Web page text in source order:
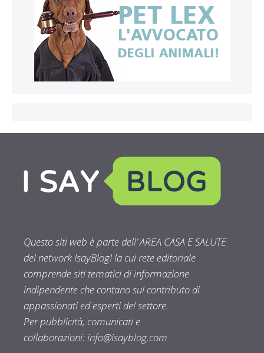
Questo siti web è parte dell’ AREA CASA E SALUTE
del network IsayBlog! la cui rete editoriale
comprende siti tematici di informazione
indipendente che contano sul contributo di
appassionati ed esperti del settore.
Per pubblicità, comunicati e
collaborazioni:info@isayblog.com